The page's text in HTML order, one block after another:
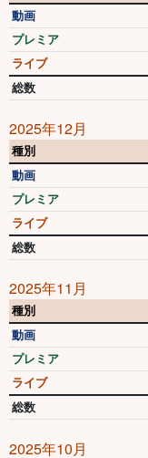
動画
プレミア
ライブ
総数
2025年12月
種別
動画
プレミア
ライブ
総数
2025年11月
種別
動画
プレミア
ライブ
総数
2025年10月